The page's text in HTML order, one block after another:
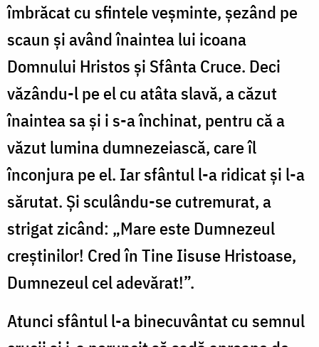
îmbrăcat cu sfintele veșminte, șezând pe
scaun și având înaintea lui icoana
Domnului Hristos și Sfânta Cruce. Deci
văzându-l pe el cu atâta slavă, a căzut
înaintea sa și i s-a închinat, pentru că a
văzut lumina dumnezeiască, care îl
înconjura pe el. Iar sfântul l-a ridicat și l-a
sărutat. Și sculându-se cutremurat, a
strigat zicând: „Mare este Dumnezeul
creștinilor! Cred în Tine Iisuse Hristoase,
Dumnezeul cel adevărat!”.
Atunci sfântul l-a binecuvântat cu semnul